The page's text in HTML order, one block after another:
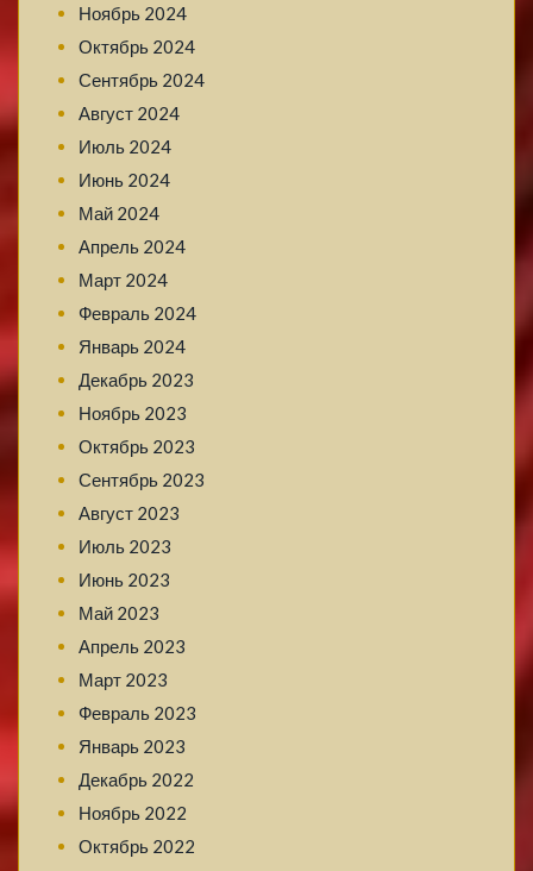
Ноябрь 2024
Октябрь 2024
Сентябрь 2024
Август 2024
Июль 2024
Июнь 2024
Май 2024
Апрель 2024
Март 2024
Февраль 2024
Январь 2024
Декабрь 2023
Ноябрь 2023
Октябрь 2023
Сентябрь 2023
Август 2023
Июль 2023
Июнь 2023
Май 2023
Апрель 2023
Март 2023
Февраль 2023
Январь 2023
Декабрь 2022
Ноябрь 2022
Октябрь 2022